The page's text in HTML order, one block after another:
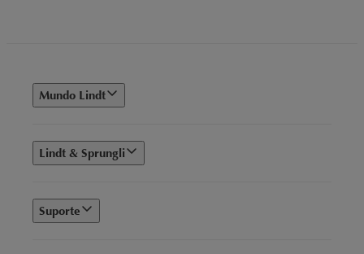
Mundo Lindt
Lindt & Sprungli
Suporte